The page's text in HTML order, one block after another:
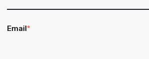
Email*